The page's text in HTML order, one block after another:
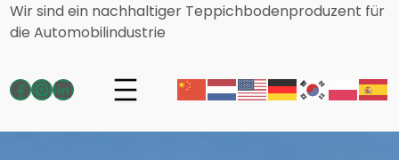
Wir sind ein nachhaltiger Teppichbodenproduzent für
die Automobilindustrie
Facebook
Instagram
LinkedIn